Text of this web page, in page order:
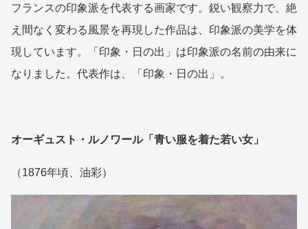
フランスの印象派を代表する画家です。鋭い観察力で、絶
え間なく変わる風景を再現した作品は、印象派の美学を体
現しています。「印象・日の出」は印象派の名前の由来に
なりました。代表作は、「印象・日の出」。
オーギュスト・ルノワール「青い服を着た若い女」
（1876年頃、油彩）